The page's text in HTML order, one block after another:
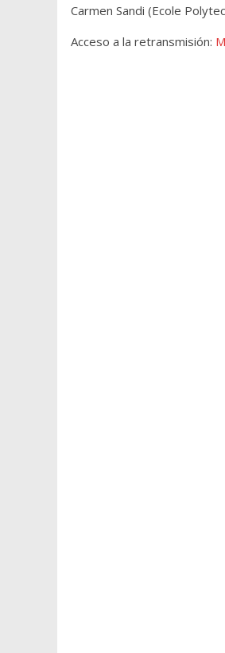
Carmen Sandi (Ecole
Acceso a la retransmisión: